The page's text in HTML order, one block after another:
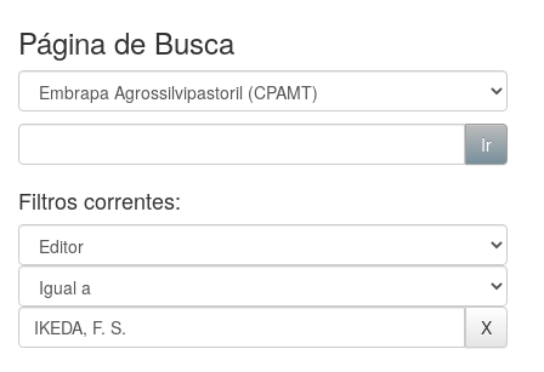
Página de Busca
Filtros correntes: